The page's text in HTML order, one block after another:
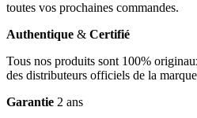
toutes vos prochaines commandes.
Authentique & Certifié
Tous nos produits sont 100%
des distributeurs officiels de la
Garantie 2 ans